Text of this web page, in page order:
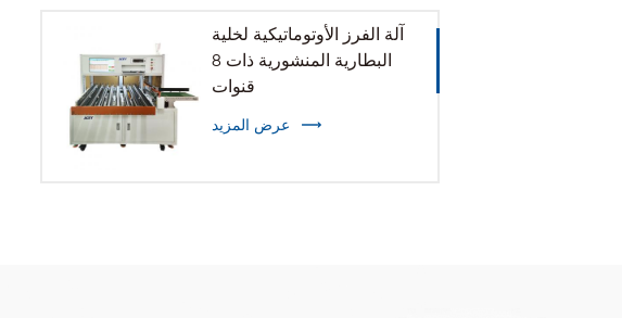
آلة الفرز الأوتوماتيكية لخلية
البطارية المنشورية ذات 8
قنوات
عرض المزيد